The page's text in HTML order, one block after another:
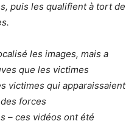
puis les qualifient à tort de
les images, mais a
que les victimes
victimes qui apparaissaient
forces
– ces vidéos ont été